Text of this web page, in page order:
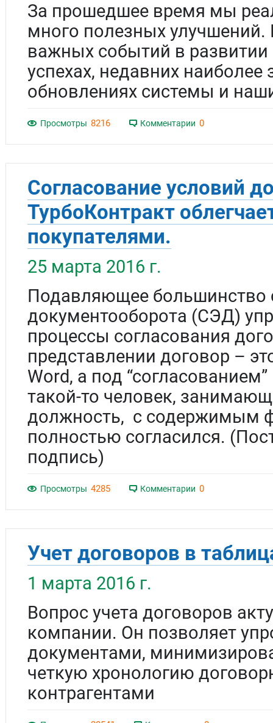
За прошедшее время мы
много полезных
важных событий в
успехах, недавних наиболее
обновлениях системы и
Просмотры 8216 Комментарии 0
Согласование условий
ТурбоКонтракт
покупателями.
25 марта 2016 г.
Подавляющее большинство
документооборота (СЭД)
процессы согласования
представлении договор –
Word, а под
такой-то человек,
должность, с содержимым
полностью согласился.
подпись)
Просмотры 4285 Комментарии 0
Учет договоров в
1 марта 2016 г.
Вопрос учета договоров
компании. Он позволяет
документами,
четкую хронологию
контрагентами